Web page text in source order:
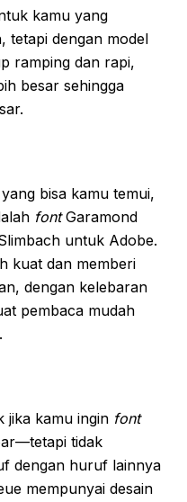
kamu yang
tetapi dengan model
ramping dan rapi,
besar sehingga
bisa kamu temui,
fontGaramond
untuk Adobe.
kuat dan memberi
dengan kelebaran
pembaca mudah
jika kamu ingin font
tidak
dengan huruf lainnya
mempunyai desain